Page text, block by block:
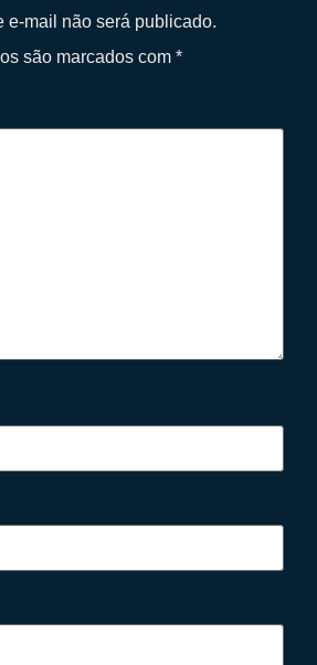
e-mail não será publicado.
são marcados com *